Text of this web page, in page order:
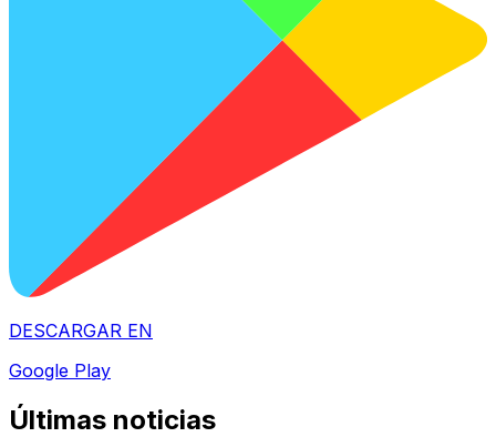
DESCARGAR EN
Google Play
Últimas noticias